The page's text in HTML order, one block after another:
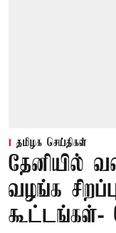
தமிழக செய்திகள்
தேனியில்
வழங்க
கூட்டங்கள்-